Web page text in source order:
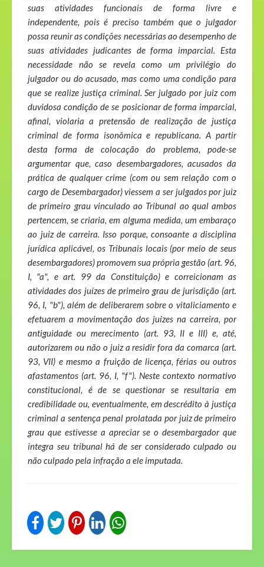
suas atividades funcionais de forma livre e
independente, pois é preciso também que o julgador
possa reunir as condições necessárias ao desempenho de
suas atividades judicantes de forma imparcial. Esta
necessidade não se revela como um privilégio do
julgador ou do acusado, mas como uma condição para
que se realize justiça criminal. Ser julgado por juiz com
duvidosa condição de se posicionar de forma imparcial,
afinal, violaria a pretensão de realização de justiça
criminal de forma isonômica e republicana. A partir
desta forma de colocação do problema, pode-se
argumentar que, caso desembargadores, acusados da
prática de qualquer crime (com ou sem relação com o
cargo de Desembargador) viessem a ser julgados por juiz
de primeiro grau vinculado ao Tribunal ao qual ambos
pertencem, se criaria, em alguma medida, um embaraço
ao juiz de carreira. Isso porque, consoante a disciplina
jurídica aplicável, os Tribunais locais (por meio de seus
desembargadores) promovem sua própria gestão (art. 96,
I, "a", e art. 99 da Constituição) e correicionam as
atividades dos juízes de primeiro grau de jurisdição (art.
96, I, "b"), além de deliberarem sobre o vitaliciamento e
efetuarem a movimentação dos juízes na carreira, por
antiguidade ou merecimento (art. 93, II e III) e, até,
autorizarem ou não o juiz a residir fora da comarca (art.
93, VII) e mesmo a fruição de licença, férias ou outros
afastamentos (art. 96, I, "f"). Neste contexto normativo
constitucional, é de se questionar se resultaria em
credibilidade ou, eventualmente, em descrédito à justiça
criminal a sentença penal prolatada por juiz de primeiro
grau que estivesse a apreciar se o desembargador que
integra seu tribunal há de ser considerado culpado ou
não culpado pela infração a ele imputada.